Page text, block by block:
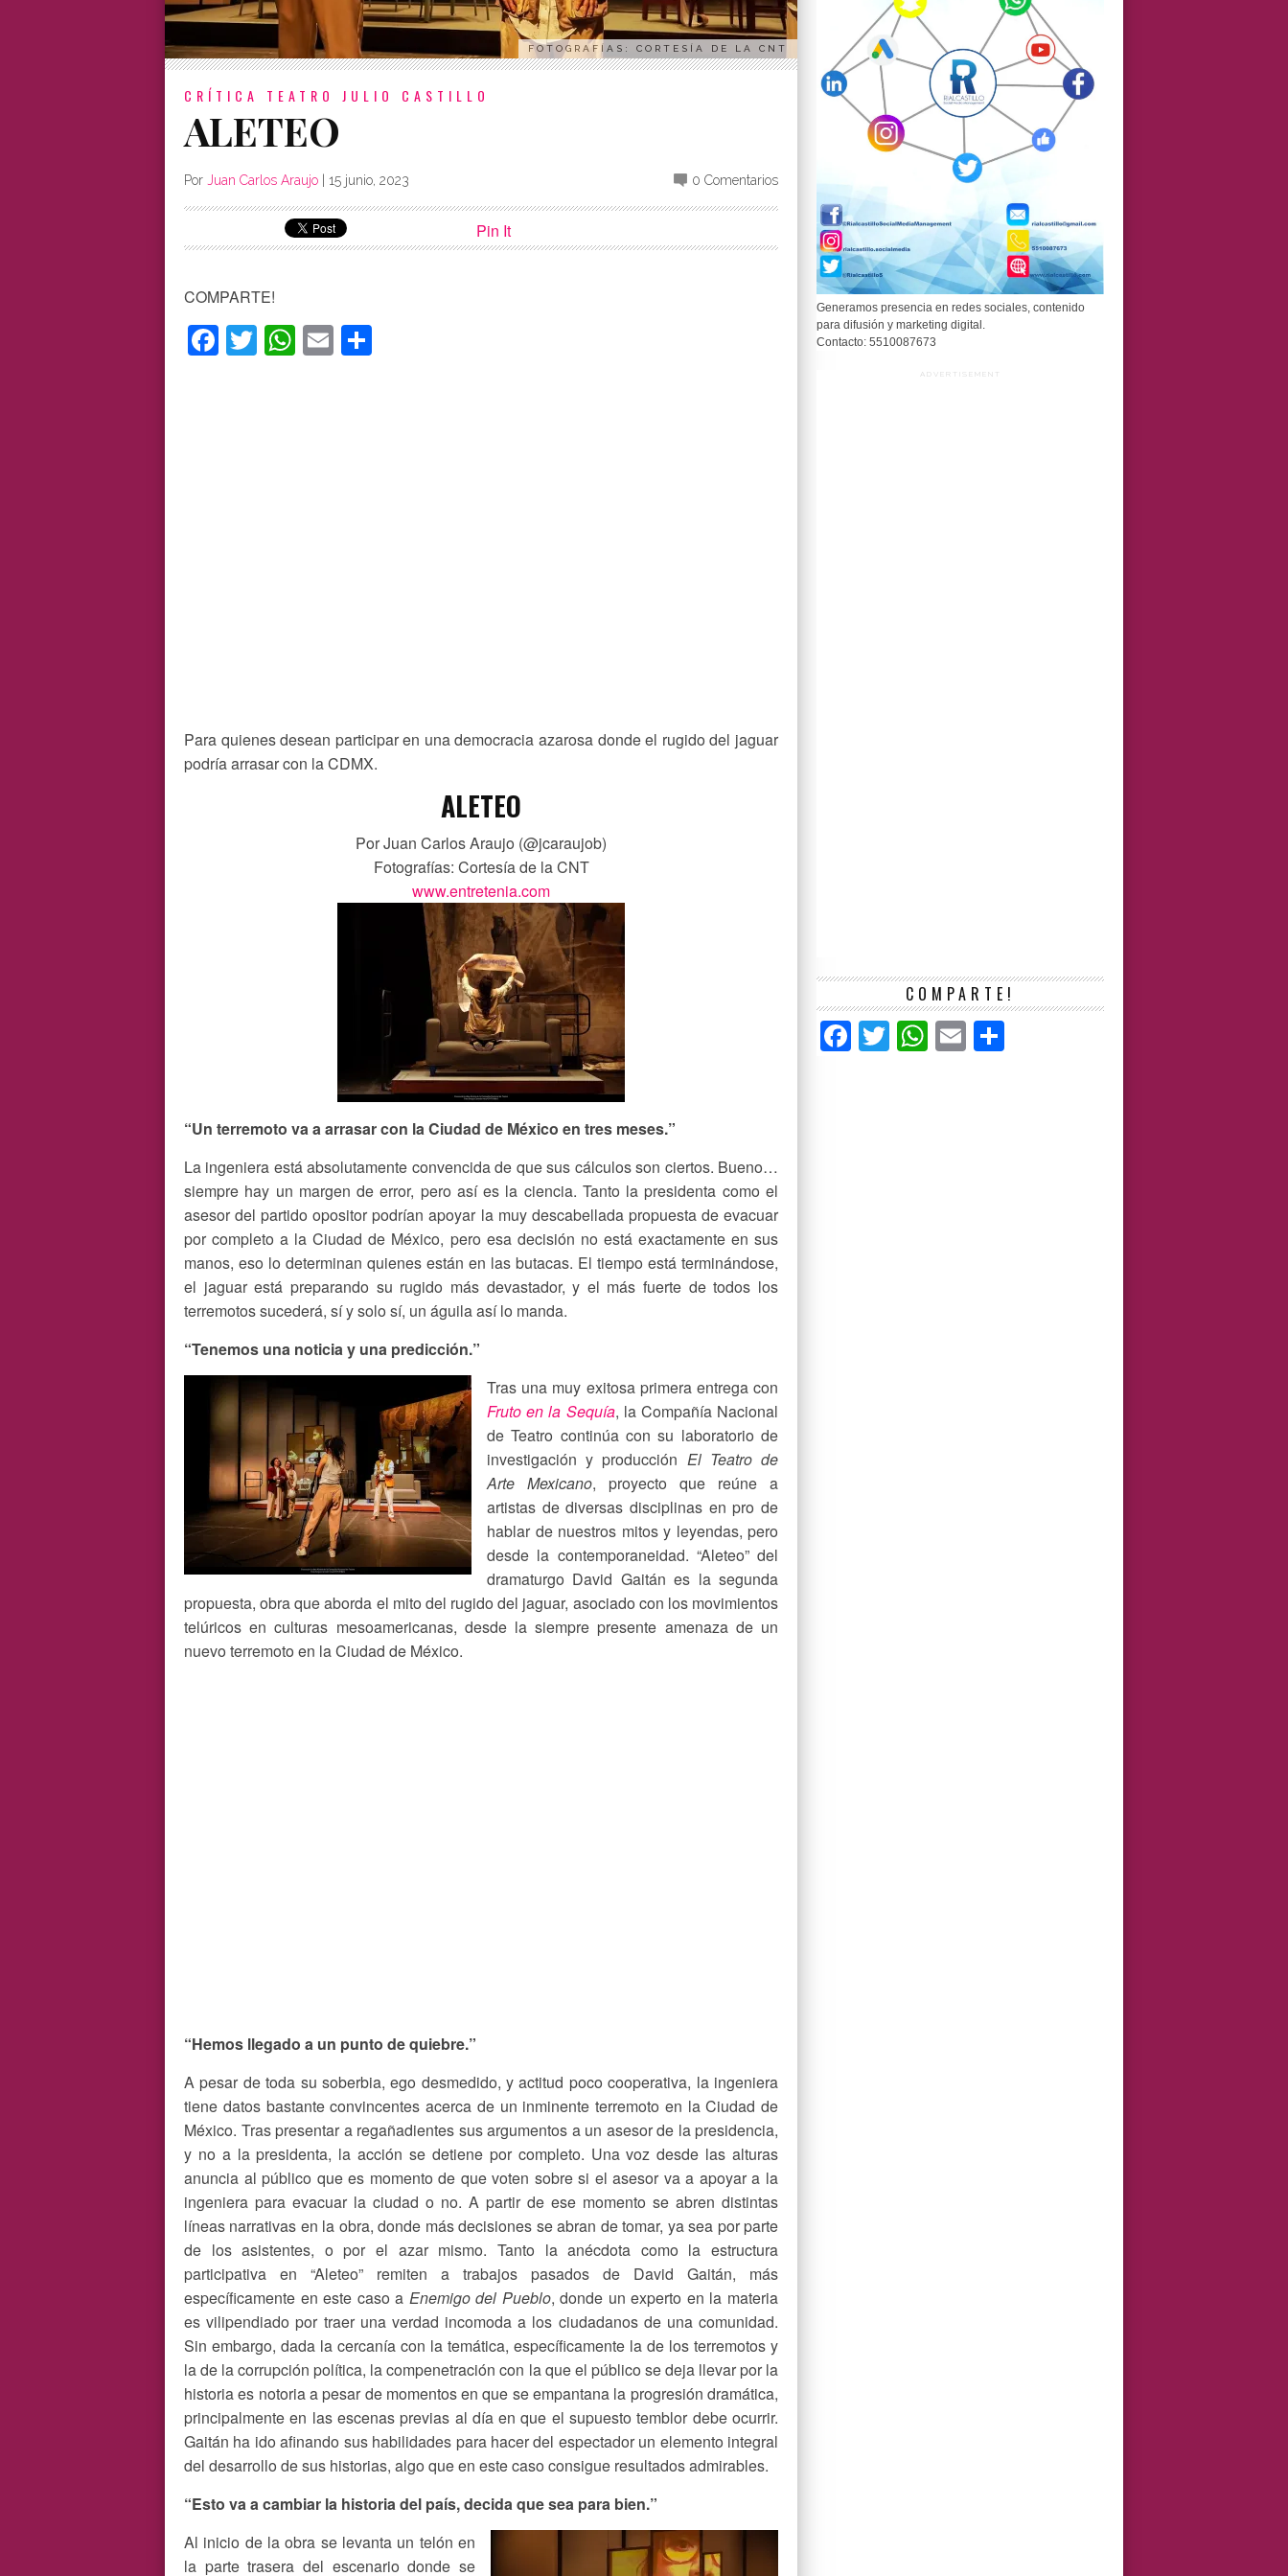
FOTOGRAFÍAS: CORTESÍA DE LA CNT
CRÍTICA TEATRO JULIO CASTILLO
ALETEO
Por Juan Carlos Araujo 15 junio, 2023 0 Comentarios
Pin It
COMPARTE!
Facebook
Twitter
WhatsApp
Email
Para quienes desean participar en una democracia azarosa donde el rugido del jaguar
podría arrasar con la CDMX.
ALETEO
Por Juan Carlos Araujo (@jcaraujob)
Fotografías: Cortesía de la CNT
www.entretenia.com
“Un terremoto va a arrasar con la Ciudad de México en tres meses.”
La ingeniera está absolutamente convencida de que sus cálculos son ciertos. Bueno…
siempre hay un margen de error, pero así es la ciencia. Tanto la presidenta como el
asesor del partido opositor podrían apoyar la muy descabellada propuesta de evacuar
por completo a la Ciudad de México, pero esa decisión no está exactamente en sus
manos, eso lo determinan quienes están en las butacas. El tiempo está terminándose,
el jaguar está preparando su rugido más devastador, y el más fuerte de todos los
terremotos sucederá, sí y solo sí, un águila así lo manda.
“Tenemos una noticia y una predicción.”
Tras una muy exitosa primera entrega con
Fruto en la Sequía, la Compañía Nacional
de Teatro continúa con su laboratorio de
investigación y producción El Teatro de
Arte Mexicano, proyecto que reúne a
artistas de diversas disciplinas en pro de
hablar de nuestros mitos y leyendas, pero
desde la contemporaneidad. “Aleteo” del
dramaturgo David Gaitán es la segunda
propuesta, obra que aborda el mito del rugido del jaguar, asociado con los movimientos
telúricos en culturas mesoamericanas, desde la siempre presente amenaza de un
nuevo terremoto en la Ciudad de México.
“Hemos llegado a un punto de quiebre.”
A pesar de toda su soberbia, ego desmedido, y actitud poco cooperativa, la ingeniera
tiene datos bastante convincentes acerca de un inminente terremoto en la Ciudad de
México. Tras presentar a regañadientes sus argumentos a un asesor de la presidencia,
y no a la presidenta, la acción se detiene por completo. Una voz desde las alturas
anuncia al público que es momento de que voten sobre si el asesor va a apoyar a la
ingeniera para evacuar la ciudad o no. A partir de ese momento se abren distintas
líneas narrativas en la obra, donde más decisiones se abran de tomar, ya sea por parte
de los asistentes, o por el azar mismo. Tanto la anécdota como la estructura
participativa en “Aleteo” remiten a trabajos pasados de David Gaitán, más
específicamente en este caso a Enemigo del Pueblo, donde un experto en la materia
es vilipendiado por traer una verdad incomoda a los ciudadanos de una comunidad.
Sin embargo, dada la cercanía con la temática, específicamente la de los terremotos y
la de la corrupción política, la compenetración con la que el público se deja llevar por la
historia es notoria a pesar de momentos en que se empantana la progresión dramática,
principalmente en las escenas previas al día en que el supuesto temblor debe ocurrir.
Gaitán ha ido afinando sus habilidades para hacer del espectador un elemento integral
del desarrollo de sus historias, algo que en este caso consigue resultados admirables.
“Esto va a cambiar la historia del país, decida que sea para bien.”
Al inicio de la obra se levanta un telón en
la parte trasera del escenario donde se
Generamos presencia en redes sociales, contenido
para difusión y marketing digital.
Contacto: 5510087673
ADVERTISEMENT
COMPARTE!
Facebook
TwitterWhatsApp
Email